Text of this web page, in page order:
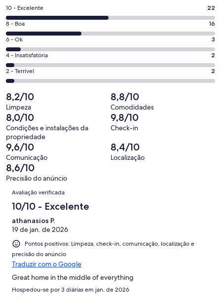
uma
nova
janela
Nota
10
-
Excelente.
22
de
45
avaliações
10 - Excelente 22
Nota
8
-
Boa.
16
de
avaliações
8 - Boa 16
Nota
6
-
Ok.
3
de
45
avaliações
6 - Ok 3
Nota
4
-
2
de
45
avaliações
4 - Insatisfatória 2
Nota
2
-
Terrível.
2
de
45
avaliações
2 - Terrível 2
8,2/10
Limpeza
8,8/10
Comodidades
8,0/10
Condições e instalações da
propriedade
9,8/10
Check-in
9,6/10
Comunicação
8,4/10
Localização
8,6/10
Precisão do anúncio
Avaliações
Avaliação verificada
10/10 - Excelente
athanasios P.
19 de jan. de 2026
Pontos positivos: Limpeza, check-in, comunicação, localização e
precisão do anúncio
Traduzir com o Google
Great home in the middle of everything
Hospedou-se por 3 diárias em jan. de 2026